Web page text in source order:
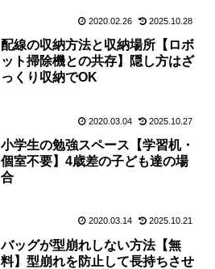
2020.02.26 2025.10.28
配線の収納方法と収納場所【ロボ
ット掃除機との共存】隠し方はざ
っくり収納でOK
2020.03.04 2025.10.27
小学生の勉強スペース【学習机・
個室不要】4歳差の子ども達の場
合
2020.03.14 2025.10.21
バッグが型崩れしない方法【無
料】型崩れを防止して長持ちさせ